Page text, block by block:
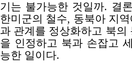
기는 불가능한 것일까. 결
한미군의 철수, 동북아 지
과 관계를 정상화하고 북
을 인정하고 북과 손잡고
능한 일이다.